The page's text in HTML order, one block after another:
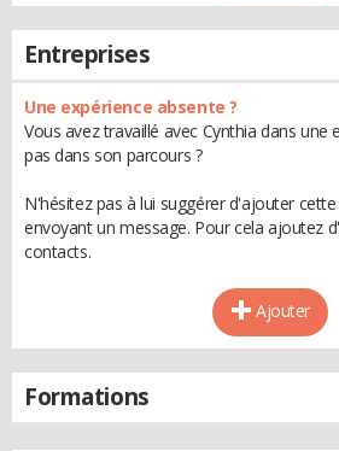
Entreprises
Une expérience absente ?
Vous avez travaillé avec Cynthia dans une
pas dans son parcours ?
N'hésitez pas à lui suggérer d'ajouter
envoyant un message. Pour cela ajoutez
contacts.
Ajouter
Formations